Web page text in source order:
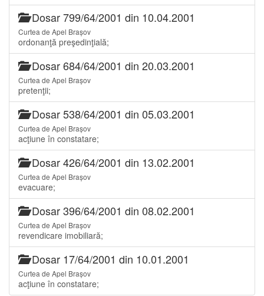
Dosar 799/64/2001 din 10.04.2001
Curtea de Apel Brașov
ordonanţă preşedinţială;
Dosar 684/64/2001 din 20.03.2001
Curtea de Apel Brașov
pretenţii;
Dosar 538/64/2001 din 05.03.2001
Curtea de Apel Brașov
acţiune în constatare;
Dosar 426/64/2001 din 13.02.2001
Curtea de Apel Brașov
evacuare;
Dosar 396/64/2001 din 08.02.2001
Curtea de Apel Brașov
revendicare imobiliară;
Dosar 17/64/2001 din 10.01.2001
Curtea de Apel Brașov
acţiune în constatare;